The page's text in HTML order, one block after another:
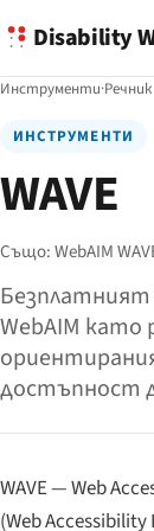
Disability
Инструменти·Речник
ИНСТРУМЕНТИ
WAVE
Също:WebAIM
WebAIM като
достъпност
WAVE —Web
(Web Accessibility